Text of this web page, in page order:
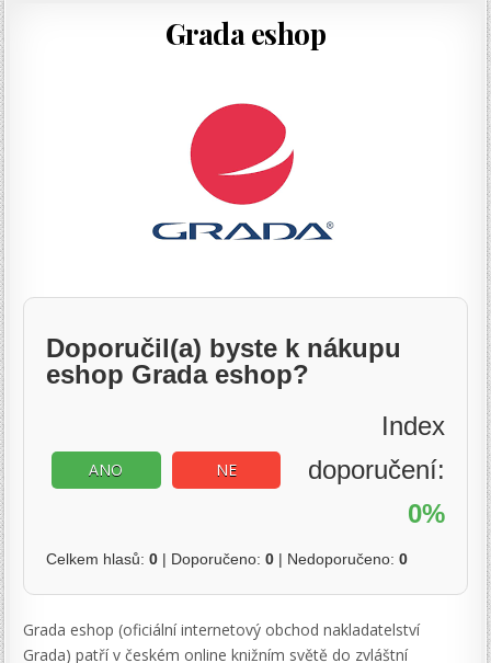
Grada eshop
Doporučil(a) byste k nákupu
eshop Grada eshop?
ANO NE
Index
doporučení:
0%
Celkem hlasů:0 | Doporučeno:0 | Nedoporučeno:0
Grada eshop (oficiální internetový obchod nakladatelství
Grada) patří v českém online knižním světě do zvláštní